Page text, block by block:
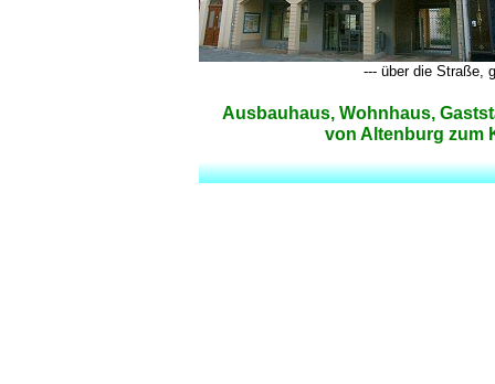
--- über die Straße,
Ausbauhaus, Wohnhaus,
von Altenburg zum